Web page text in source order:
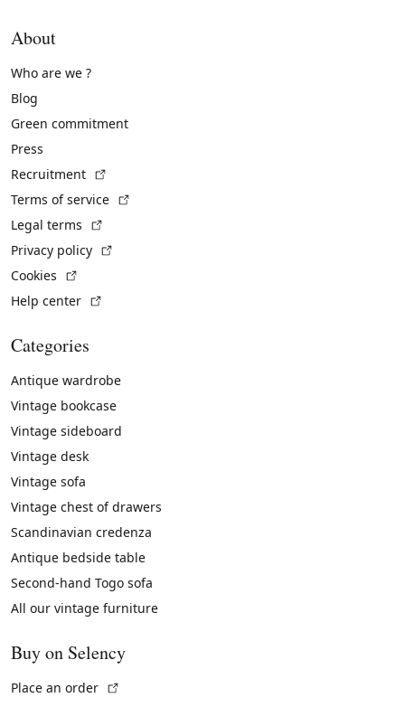
About
Who are we ?
Blog
Green commitment
Press
Recruitment
Terms of service
Legal terms
Privacy policy
Cookies
Help center
Categories
Antique wardrobe
Vintage bookcase
Vintage sideboard
Vintage desk
Vintage sofa
Vintage chest of drawers
Scandinavian credenza
Antique bedside table
Second-hand Togo sofa
All our vintage furniture
Buy on Selency
Place an order